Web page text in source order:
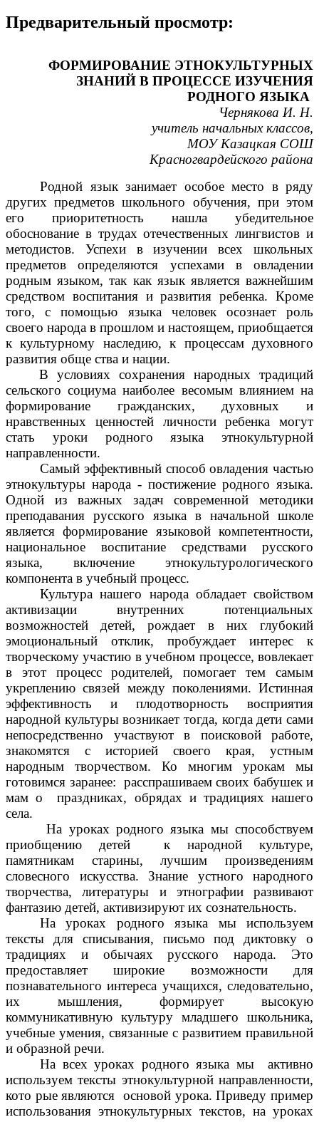
Предварительный просмотр:
ФОРМИРОВАНИЕ ЭТНОКУЛЬТУРНЫХ
ЗНАНИЙ В ПРОЦЕССЕ ИЗУЧЕНИЯ
РОДНОГО ЯЗЫКА
Чернякова И. Н.
учитель начальных классов,
МОУ Казацкая СОШ
Красногвардейского района
Родной язык занимает особое место в ряду
других предметов школьного обучения, при этом
его приоритетность нашла убедительное
обоснование в трудах отечественных лингвистов и
методистов. Успехи в изучении всех школьных
предметов определяются успехами в овладении
родным языком, так как язык является важнейшим
средством воспитания и развития ребенка. Кроме
того, с помощью языка человек осознает роль
своего народа в прошлом и настоящем, приобщается
к культурному наследию, к процессам духовного
развития обще ства и нации.
В условиях сохранения народных традиций
сельского социума наиболее весомым влиянием на
формирование гражданских, духовных и
нравственных ценностей личности ребенка могут
стать уроки родного языка этнокультурной
направленности.
Самый эффективный способ овладения частью
этнокультуры народа - постижение родного языка.
Одной из важных задач современной методики
преподавания русского языка в начальной школе
является формирование языковой компетентности,
национальное воспитание средствами русского
языка, включение этнокультурологического
компонента в учебный процесс.
Культура нашего народа обладает свойством
активизации внутренних потенциальных
возможностей детей, рождает в них глубокий
эмоциональный отклик, пробуждает интерес к
творческому участию в учебном процессе, вовлекает
в этот процесс родителей, помогает тем самым
укреплению связей между поколениями. Истинная
эффективность и плодотворность восприятия
народной культуры возникает тогда, когда дети сами
непосредственно участвуют в поисковой работе,
знакомятся с историей своего края, устным
народным творчеством. Ко многим урокам мы
готовимся заранее: расспрашиваем своих бабушек и
мам о праздниках, обрядах и традициях нашего
села.
На уроках родного языка мы способствуем
приобщению детей к народной культуре,
памятникам старины, лучшим произведениям
словесного искусства. Знание устного народного
творчества, литературы и этнографии развивают
фантазию детей, активизируют их сознательность.
На уроках родного языка мы используем
тексты для списывания, письмо под диктовку о
традициях и обычаях русского народа. Это
предоставляет широкие возможности для
познавательного интереса учащихся, следовательно,
их мышления, формирует высокую
коммуникативную культуру младшего школьника,
учебные умения, связанные с развитием правильной
и образной речи.
На всех уроках родного языка мы активно
используем тексты этнокультурной направленности,
кото рые являются основой урока. Приведу пример
использования этнокультурных текстов, на уроках